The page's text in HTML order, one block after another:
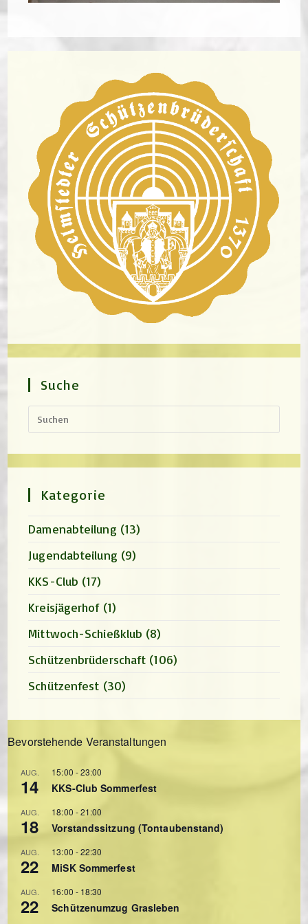
Suche
Kategorie
Damenabteilung (13)
Jugendabteilung (9)
KKS-Club (17)
Kreisjägerhof (1)
Mittwoch-Schießklub (8)
Schützenbrüderschaft (106)
Schützenfest (30)
Bevorstehende Veranstaltungen
AUG.
14
15:00 -23:00
KKS-Club Sommerfest
AUG.
18
18:00 -21:00
Vorstandssitzung (Tontaubenstand)
AUG.
22
13:00 -22:30
MiSK Sommerfest
AUG.
22
16:00 - 18:30
Schützenumzug Grasleben